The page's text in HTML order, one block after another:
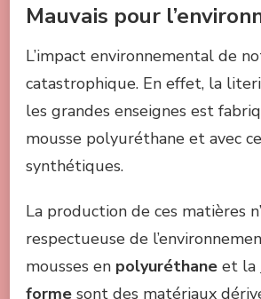
Mauvais pour
L’impact environnemental de
catastrophique. En effet, la
les grandes enseignes est
mousse polyuréthane et avec
synthétiques.
La production de ces matières
respectueuse de
mousses en polyuréthane et la
forme sont des matériaux